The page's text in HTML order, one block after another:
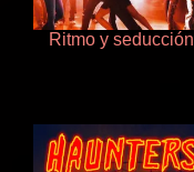
Ritmo y seducción